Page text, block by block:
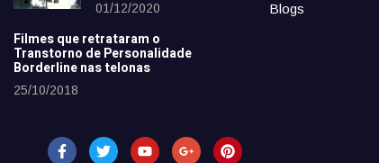
01/12/2020
Filmes que retrataram o
Transtorno de Personalidade
Borderline nas telonas
25/10/2018
Blogs